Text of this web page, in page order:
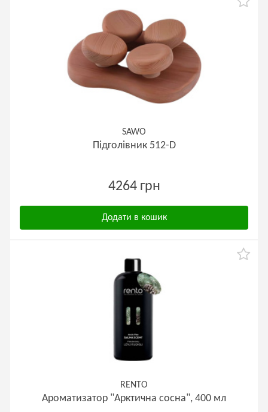
SAWO
Підголівник 512-D
4264 грн
Додати в кошик
RENTO
Ароматизатор "Арктична сосна", 400 мл